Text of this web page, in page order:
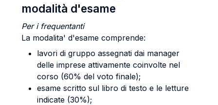
modalità d'esame
Per i frequentanti
La modalita' d'esame comprende:
lavori di gruppo assegnati dai manager
delle imprese attivamente coinvolte nel
corso (60% del voto finale);
esame scritto sul libro di testo e le letture
indicate (30%);